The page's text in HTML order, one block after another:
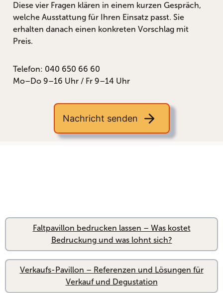
Diese vier Fragen klären in einem kurzen Gespräch,
welche Ausstattung für Ihren Einsatz passt. Sie
erhalten danach einen konkreten Vorschlag mit
Preis.
Telefon: 040 650 66 60
Mo–Do 9–16 Uhr / Fr 9–14 Uhr
Nachricht senden
Faltpavillon bedrucken lassen – Was kostet
Bedruckung und was lohnt sich?
Verkaufs-Pavillon – Referenzen und Lösungen für
Verkauf und Degustation